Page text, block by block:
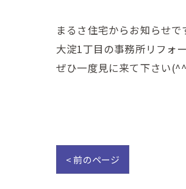
まるさ住宅からお知らせ
大淀1丁目の事務所リフォ
ぜひ一度見に来て下さい
< 前のページ